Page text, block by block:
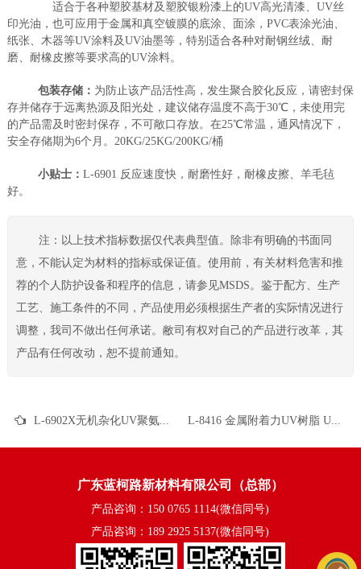
适合于各种塑胶基材及塑胶银粉漆上的UV高光清漆、UV丝
印光油，也可应用于金属和真空镀膜的底涂、面涂，PVC表涂光油、
纸张、木器等UV涂料及UV油墨等，特别适合各种对耐钢丝绒、耐
磨、耐橡皮擦等要求高的UV涂料。
包装存储： 为防止该产品活性高，发生聚合胶化反应，请密封保
存并储存于远离热源及阳光处，建议储存温度不高于30℃，未使用完
的产品需及时密封保存，不可敞口存放。在25℃常温，通风情况下，
安全存储期为6个月。20KG/25KG/200KG/桶
小贴士： L-6901 反应速度快，耐磨性好，耐橡皮擦、羊毛毡
好。
注：以上技术指标数据仅代表典型值。除非有明确的书面同
意，不能认定为材料的指标或保证值。使用前，有关材料危害和推
荐的个人防护设备和程序的信息，请参见MSDS。鉴于配方、生产
工艺、施工条件的不同，产品使用必须根据生产者的实际情况进行
调整，我司不做出任何承诺。敝司有权对自己的产品进行改革，其
产品有任何改动，恕不提前通知。
L-8416 金属附着力UV树脂 UV玻璃油墨 UV金属油墨 UV塑胶油墨 UV丝印字符油墨 UV真空镀漆 UV金属涂料 UV罐壁涂料
广东蓝柯路新材料有限公司（总部）
产品咨询：150 0765 1114(微信同号)
产品咨询：189 2925 5137(微信同号)